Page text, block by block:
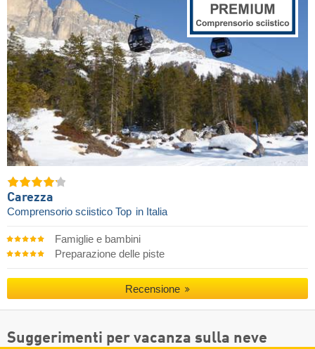
Carezza
Comprensorio sciistico Top in Italia
Famiglie e bambini
Preparazione delle piste
Recensione
Suggerimenti per vacanza sulla neve